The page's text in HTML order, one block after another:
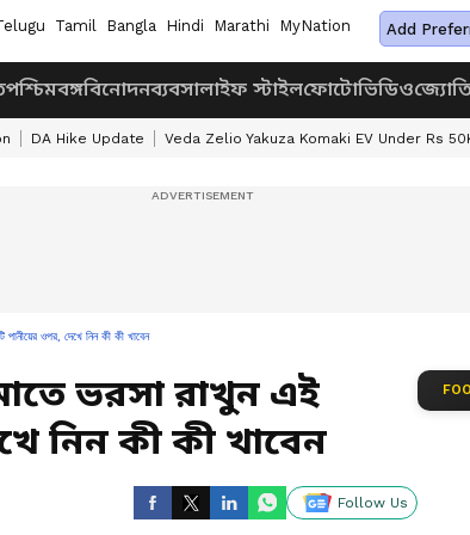
Tamil Bangla Hindi Marathi MyNation Add
পশ্চিমবঙ্গবিনোদনব্যবসালাইফ স্টাইলফোটোভিডিও
DA Hike Update Veda Zelio Yakuza Komaki EV Under Rs
ওপর, দেখে নিন কী কী খাবেন
ভরসা রাখুন এই
নিন কী কী খাবেন
Follow Us